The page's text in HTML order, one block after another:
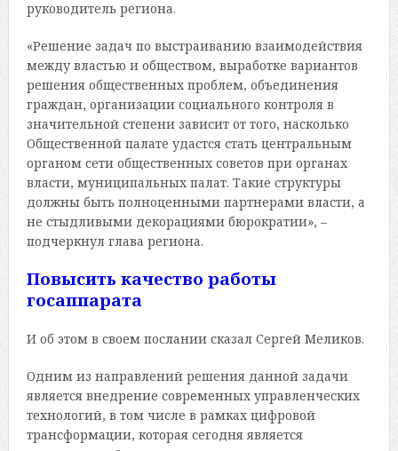
руководитель региона.
«Решение задач по выстраиванию взаимодействия
между властью и обществом, выработке вариантов
решения общественных проблем, объединения
граждан, организации социального контроля в
значительной степени зависит от того, насколько
Общественной палате удастся стать центральным
органом сети общественных советов при органах
власти, муниципальных палат. Такие структуры
должны быть полноценными партнерами власти, а
не стыдливыми декорациями бюрократии», –
подчеркнул глава региона.
Повысить качество работы
госаппарата
И об этом в своем послании сказал Сергей Меликов.
Одним из направлений решения данной задачи
является внедрение современных управленческих
технологий, в том числе в рамках цифровой
трансформации, которая сегодня является